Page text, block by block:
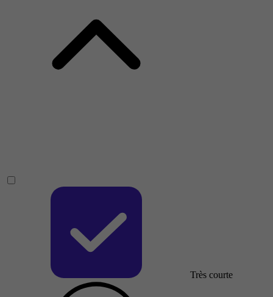
Très courte